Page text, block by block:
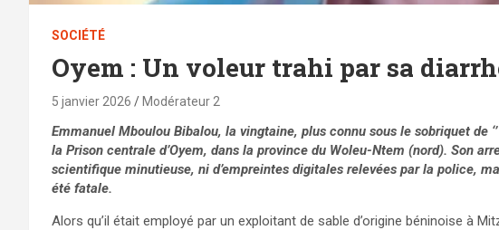
SOCIÉTÉ
Oyem : Un voleur trahi par sa
5 janvier 2026 Modérateur 2
Emmanuel Mboulou Bibalou, la vingtaine, plus connu sous le sobriquet de
la Prison centrale d’Oyem, dans la province du Woleu-Ntem (nord). Son
scientifique minutieuse, ni d’empreintes digitales relevées par la police,
été fatale.
Alors qu’il était employé par un exploitant de sable d’origine béninoise à